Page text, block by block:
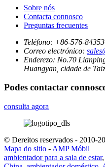
Sobre nós
Contacta connosco
Preguntas frecuentes
Teléfono: +86-576-
Correo electrónico:
Enderezo: No.70
Huangyan, cidade de
Podes contactar
consulta agora
© Dereitos reservados - 2010-
Mapa do sitio - AMP Móbil
ambientador para a sala de estar,